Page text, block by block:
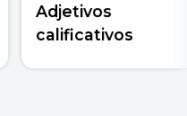
Adjetivos
calificativos